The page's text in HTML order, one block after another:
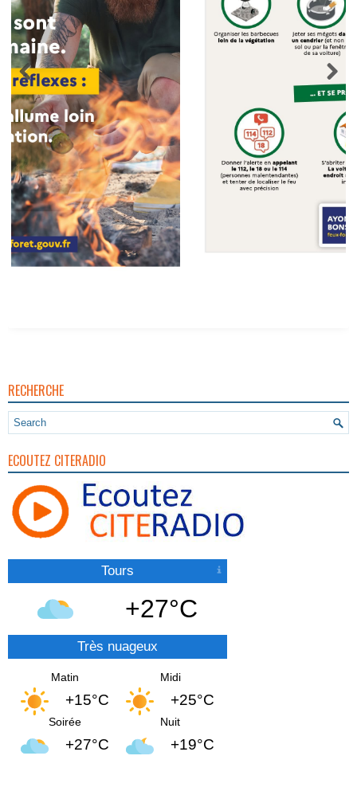
RECHERCHE
ECOUTEZ CITERADIO
Tours
+27°C
Très nuageux
Matin
+15°C
Midi
+25°C
Soirée
+27°C
Nuit
+19°C